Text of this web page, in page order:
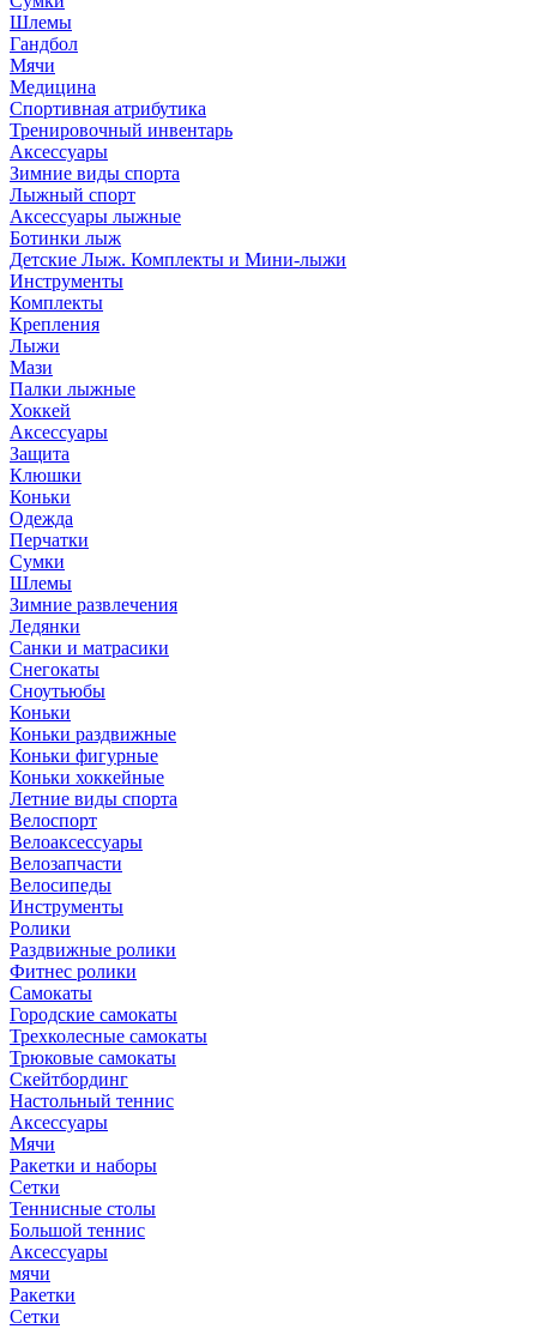
Шлемы
Гандбол
Мячи
Медицина
Спортивная атрибутика
Тренировочный инвентарь
Аксессуары
Зимние виды спорта
Лыжный спорт
Аксессуары лыжные
Ботинки лыж
Детские Лыж. Комплекты и Мини-лыжи
Инструменты
Комплекты
Крепления
Лыжи
Мази
Палки лыжные
Хоккей
Аксессуары
Защита
Клюшки
Коньки
Одежда
Перчатки
Сумки
Шлемы
Зимние развлечения
Ледянки
Санки и матрасики
Снегокаты
Сноутьюбы
Коньки
Коньки раздвижные
Коньки фигурные
Коньки хоккейные
Летние виды спорта
Велоспорт
Велоаксессуары
Велозапчасти
Велосипеды
Инструменты
Ролики
Раздвижные ролики
Фитнес ролики
Самокаты
Городские самокаты
Трехколесные самокаты
Трюковые самокаты
Скейтбординг
Настольный теннис
Аксессуары
Мячи
Ракетки и наборы
Сетки
Теннисные столы
Большой теннис
Аксессуары
мячи
Ракетки
Сетки